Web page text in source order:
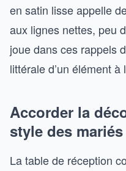
en satin lisse appelle
aux lignes nettes, peu
joue dans ces rappels
littérale d’un élément à
Accorder la
style des mariés
La table de réception